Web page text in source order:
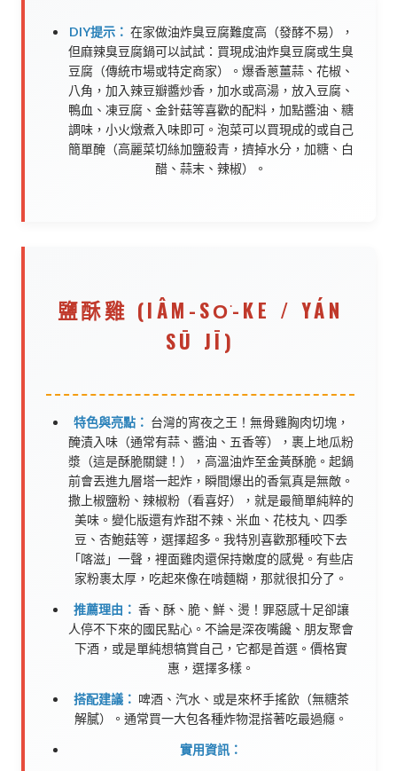
DIY提示： 在家做油炸臭豆腐難度高（發酵不易），
但麻辣臭豆腐鍋可以試試：買現成油炸臭豆腐或生臭
豆腐（傳統市場或特定商家）。爆香蔥薑蒜、花椒、
八角，加入辣豆瓣醬炒香，加水或高湯，放入豆腐、
鴨血、凍豆腐、金針菇等喜歡的配料，加點醬油、糖
調味，小火燉煮入味即可。泡菜可以買現成的或自己
簡單醃（高麗菜切絲加鹽殺青，擠掉水分，加糖、白
醋、蒜末、辣椒）。
鹽酥雞 (IÂM-SO͘-KE / YÁN
SŪ JĪ)
特色與亮點： 台灣的宵夜之王！無骨雞胸肉切塊，
醃漬入味（通常有蒜、醬油、五香等），裹上地瓜粉
漿（這是酥脆關鍵！），高溫油炸至金黃酥脆。起鍋
前會丟進九層塔一起炸，瞬間爆出的香氣真是無敵。
撒上椒鹽粉、辣椒粉（看喜好），就是最簡單純粹的
美味。變化版還有炸甜不辣、米血、花枝丸、四季
豆、杏鮑菇等，選擇超多。我特別喜歡那種咬下去
「喀滋」一聲，裡面雞肉還保持嫩度的感覺。有些店
家粉裹太厚，吃起來像在啃麵糊，那就很扣分了。
推薦理由： 香、酥、脆、鮮、燙！罪惡感十足卻讓
人停不下來的國民點心。不論是深夜嘴饞、朋友聚會
下酒，或是單純想犒賞自己，它都是首選。價格實
惠，選擇多樣。
搭配建議： 啤酒、汽水、或是來杯手搖飲（無糖茶
解膩）。通常買一大包各種炸物混搭著吃最過癮。
實用資訊：